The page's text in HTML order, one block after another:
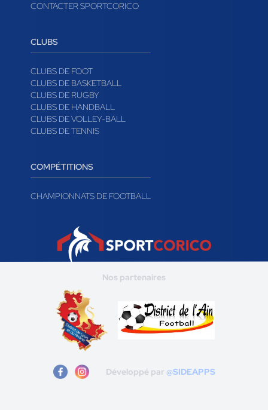
CONTACTER SPORTCORICO
CLUBS
CLUBS DE FOOT
CLUBS DE BASKETBALL
CLUBS DE RUGBY
CLUBS DE HANDBALL
CLUBS DE VOLLEY-BALL
CLUBS DE TENNIS
COMPÉTITIONS
CHAMPIONNATS DE FOOTBALL
Nos partenaires
Développé par @SIDEAPPS